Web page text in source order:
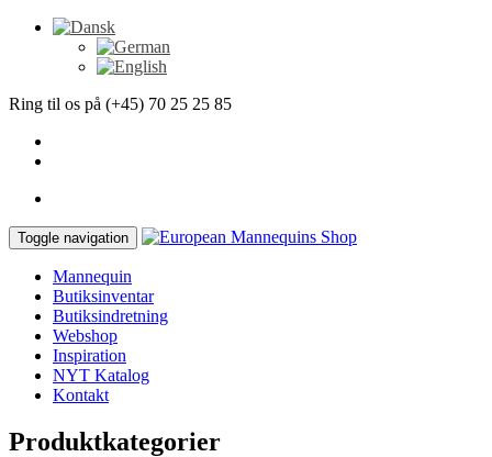
Ring til os på (+45) 70 25 25 85
Toggle navigation
Mannequin
Butiksinventar
Butiksindretning
Webshop
Inspiration
NYT Katalog
Kontakt
Produktkategorier